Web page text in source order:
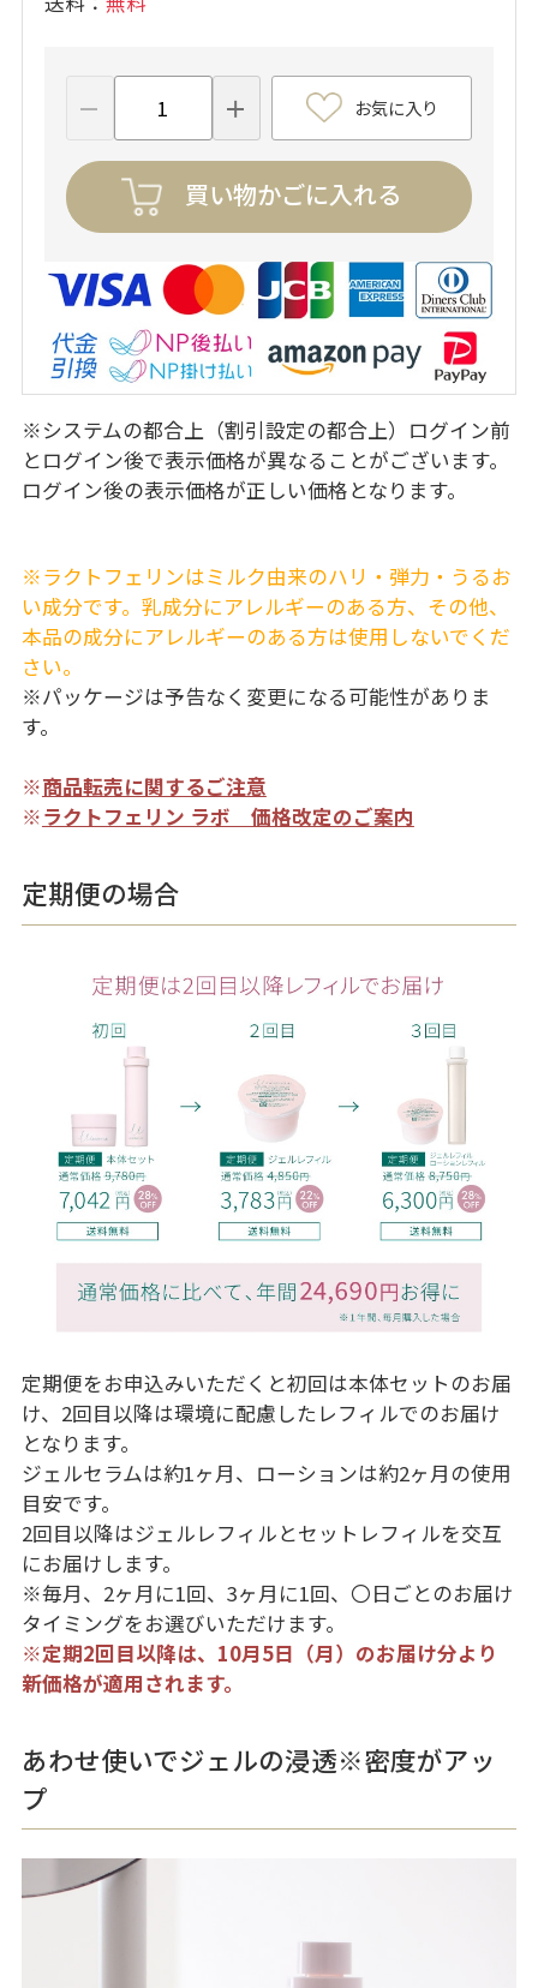
お気に入り
買い物かごに入れる
※システムの都合上（割引設定の都合上）ログイン前
とログイン後で表示価格が異なることがございます。
ログイン後の表示価格が正しい価格となります。
※ラクトフェリンはミルク由来のハリ・弾力・うるお
い成分です。乳成分にアレルギーのある方、その他、
本品の成分にアレルギーのある方は使用しないでくだ
さい。
※パッケージは予告なく変更になる可能性がありま
す。
※商品転売に関するご注意
※ラクトフェリン ラボ 価格改定のご案内
定期便の場合
定期便をお申込みいただくと初回は本体セットのお届
け、2回目以降は環境に配慮したレフィルでのお届け
となります。
ジェルセラムは約1ヶ月、ローションは約2ヶ月の使用
目安です。
2回目以降はジェルレフィルとセットレフィルを交互
にお届けします。
※毎月、2ヶ月に1回、3ヶ月に1回、〇日ごとのお届け
タイミングをお選びいただけます。
※定期2回目以降は、10月5日（月）のお届け分より
新価格が適用されます。
あわせ使いでジェルの浸透※密度がアッ
プ